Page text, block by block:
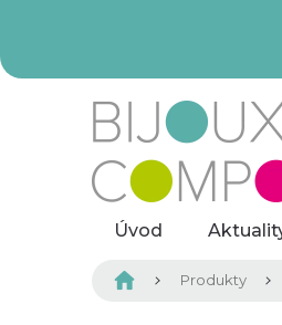
Úvod
Domů Produkty